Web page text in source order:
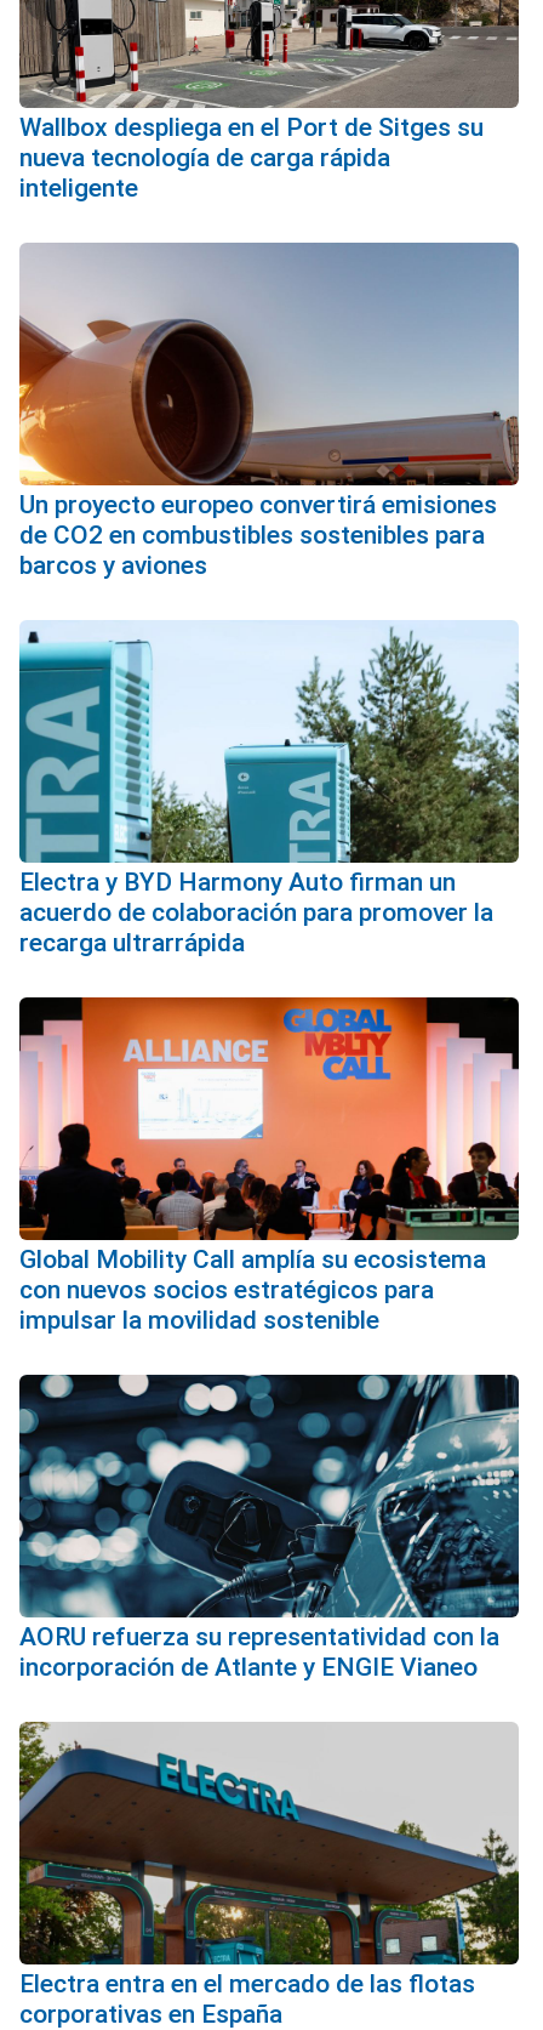
Wallbox despliega en el Port de Sitges su
nueva tecnología de carga rápida
inteligente
Un proyecto europeo convertirá emisiones
de CO2 en combustibles sostenibles para
barcos y aviones
Electra y BYD Harmony Auto firman un
acuerdo de colaboración para promover la
recarga ultrarrápida
Global Mobility Call amplía su ecosistema
con nuevos socios estratégicos para
impulsar la movilidad sostenible
AORU refuerza su representatividad con la
incorporación de Atlante y ENGIE Vianeo
Electra entra en el mercado de las flotas
corporativas en España